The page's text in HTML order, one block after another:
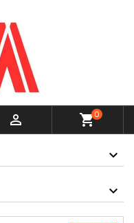
 shopping_cart0